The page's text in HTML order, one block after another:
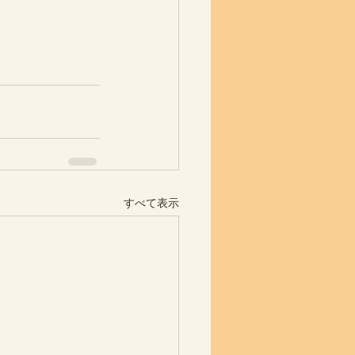
すべて表示